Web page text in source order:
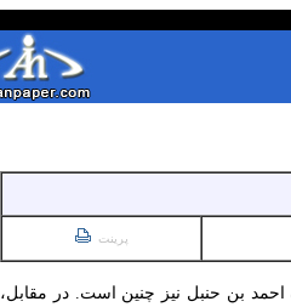
پرینت
احمد بن حنبل نیز چنین است. در مقابل،